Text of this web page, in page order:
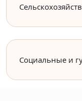
Социальные и